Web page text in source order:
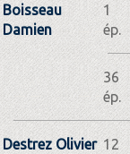
Boisseau
Damien
1
ép.
36
ép.
Destrez Olivier 12